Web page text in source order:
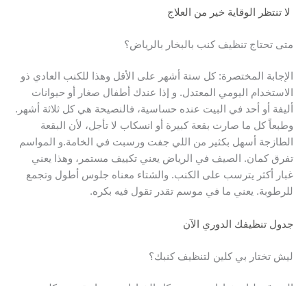
لا تنتظر الوقاية خير من العلاج
متى تحتاج تنظيف كنب بالبخار بالرياض؟
الإجابة المختصرة: كل ستة أشهر على الأقل وهذا للكنب العادي ذو
الاستخدام اليومي المعتدل. و إذا عندك أطفال صغار أو حيوانات
أليفة أو أحد في البيت عنده حساسية، فالنصيحة هي كل ثلاثة أشهر.
وطبعاً كل ما صارت بقعة كبيرة أو انسكاب لا تأجل، لأن البقعة
الطازجة أسهل بكثير من اللي جفت ورسبت في الخامة.و المواسم
تفرق كمان. الصيف في الرياض يعني تكييف مستمر، وهذا يعني
غبار أكثر يترسب على الكنب. والشتاء معناه جلوس أطول وتجمع
للرطوبة. يعني ما في موسم تقدر تقول فيه بكره.
جدول تنظيفك الدوري الآن
ليش تختار بي كلين لتنظيف كنبك؟